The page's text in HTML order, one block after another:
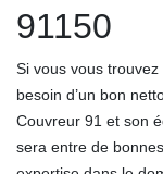
91150
Si vous vous
besoin d’un bon
Couvreur 91 et son
sera entre de